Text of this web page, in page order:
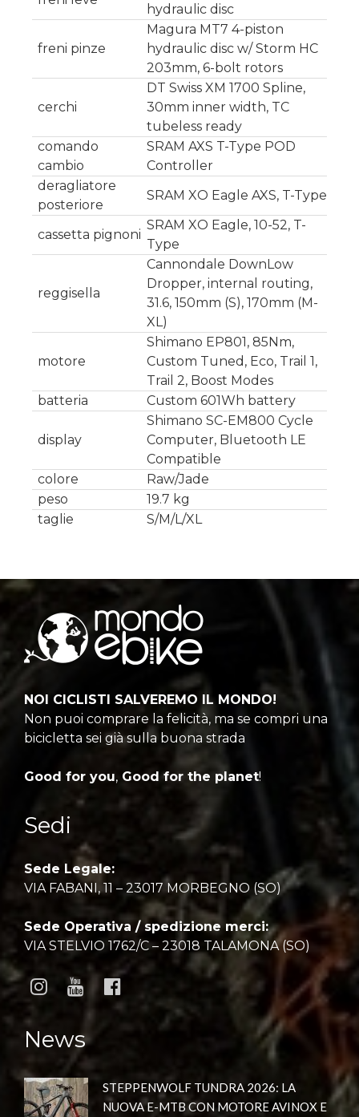
hydraulic disc
freni pinze
Magura MT7 4-piston
hydraulic disc w/ Storm HC
203mm, 6-bolt rotors
cerchi
DT Swiss XM 1700 Spline,
30mm inner width, TC
tubeless ready
comando
cambio
SRAM AXS T-Type POD
Controller
deragliatore
posteriore
SRAM XO Eagle AXS, T-Type
cassetta pignoni
SRAM XO Eagle, 10-52, T-
Type
reggisella
Cannondale DownLow
Dropper, internal routing,
31.6, 150mm (S), 170mm (M-
XL)
motore
Shimano EP801, 85Nm,
Custom Tuned, Eco, Trail 1,
Trail 2, Boost Modes
batteria
Custom 601Wh battery
display
Shimano SC-EM800 Cycle
Computer, Bluetooth LE
Compatible
colore
Raw/Jade
peso
19.7 kg
taglie
S/M/L/XL
NOI CICLISTI SALVEREMO IL MONDO!
Non puoi comprare la felicità, ma se compri una
bicicletta sei già sulla buona strada
Good for you, Good for the planet!
Sedi
Sede Legale:
VIA FABANI, 11 – 23017 MORBEGNO (SO)
Sede Operativa / spedizione merci:
VIA STELVIO 1762/C – 23018 TALAMONA (SO)
News
STEPPENWOLF TUNDRA 2026: LA
NUOVA E-MTB CON MOTORE AVINOX E